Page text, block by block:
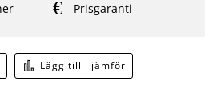
Lägg till i jämför
Prisgaranti